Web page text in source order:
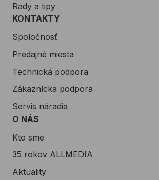
Rady a tipy
KONTAKTY
Spoločnosť
Predajné miesta
Technická podpora
Zákaznícka podpora
Servis náradia
O NÁS
Kto sme
35 rokov ALLMEDIA
Aktuality